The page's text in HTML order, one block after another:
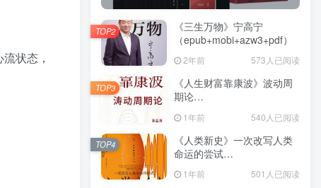
状态，
《三生万物》宁高宁
（epub+mobi+azw3+pdf）
2年前 573人已阅读
TOP2
《人生财富靠康波》波动周
期论
1年前 540人已阅读
TOP3
《人类新史》一次改写人类
命运的尝试
1年前 501人已阅读
TOP4